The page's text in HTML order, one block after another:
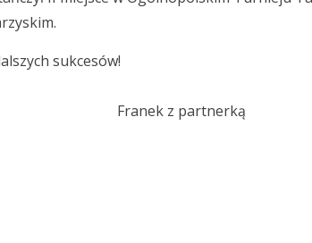
sukcesów!
Franek z partnerką